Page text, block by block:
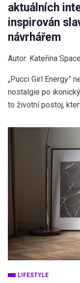
aktuálních
inspirován
návrhářem
Autor: Kateřina
„Pucci Girl Energy”
nostalgie po
to životní postoj,
LIFESTYLE